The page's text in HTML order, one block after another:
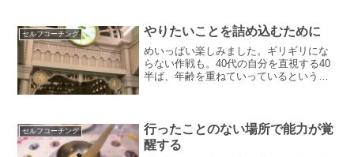
す。逆にいえば、視線で色ん...
セルフコーチング やりたいことを詰め込むために
めいっぱい楽しみました。ギリギリにな
らない作戦も。40代の自分を直視する40
半ば、年齢を重ねていっているという実
れようと思っています。...
セルフコーチング
行ったことのない場所で能力が覚
醒する